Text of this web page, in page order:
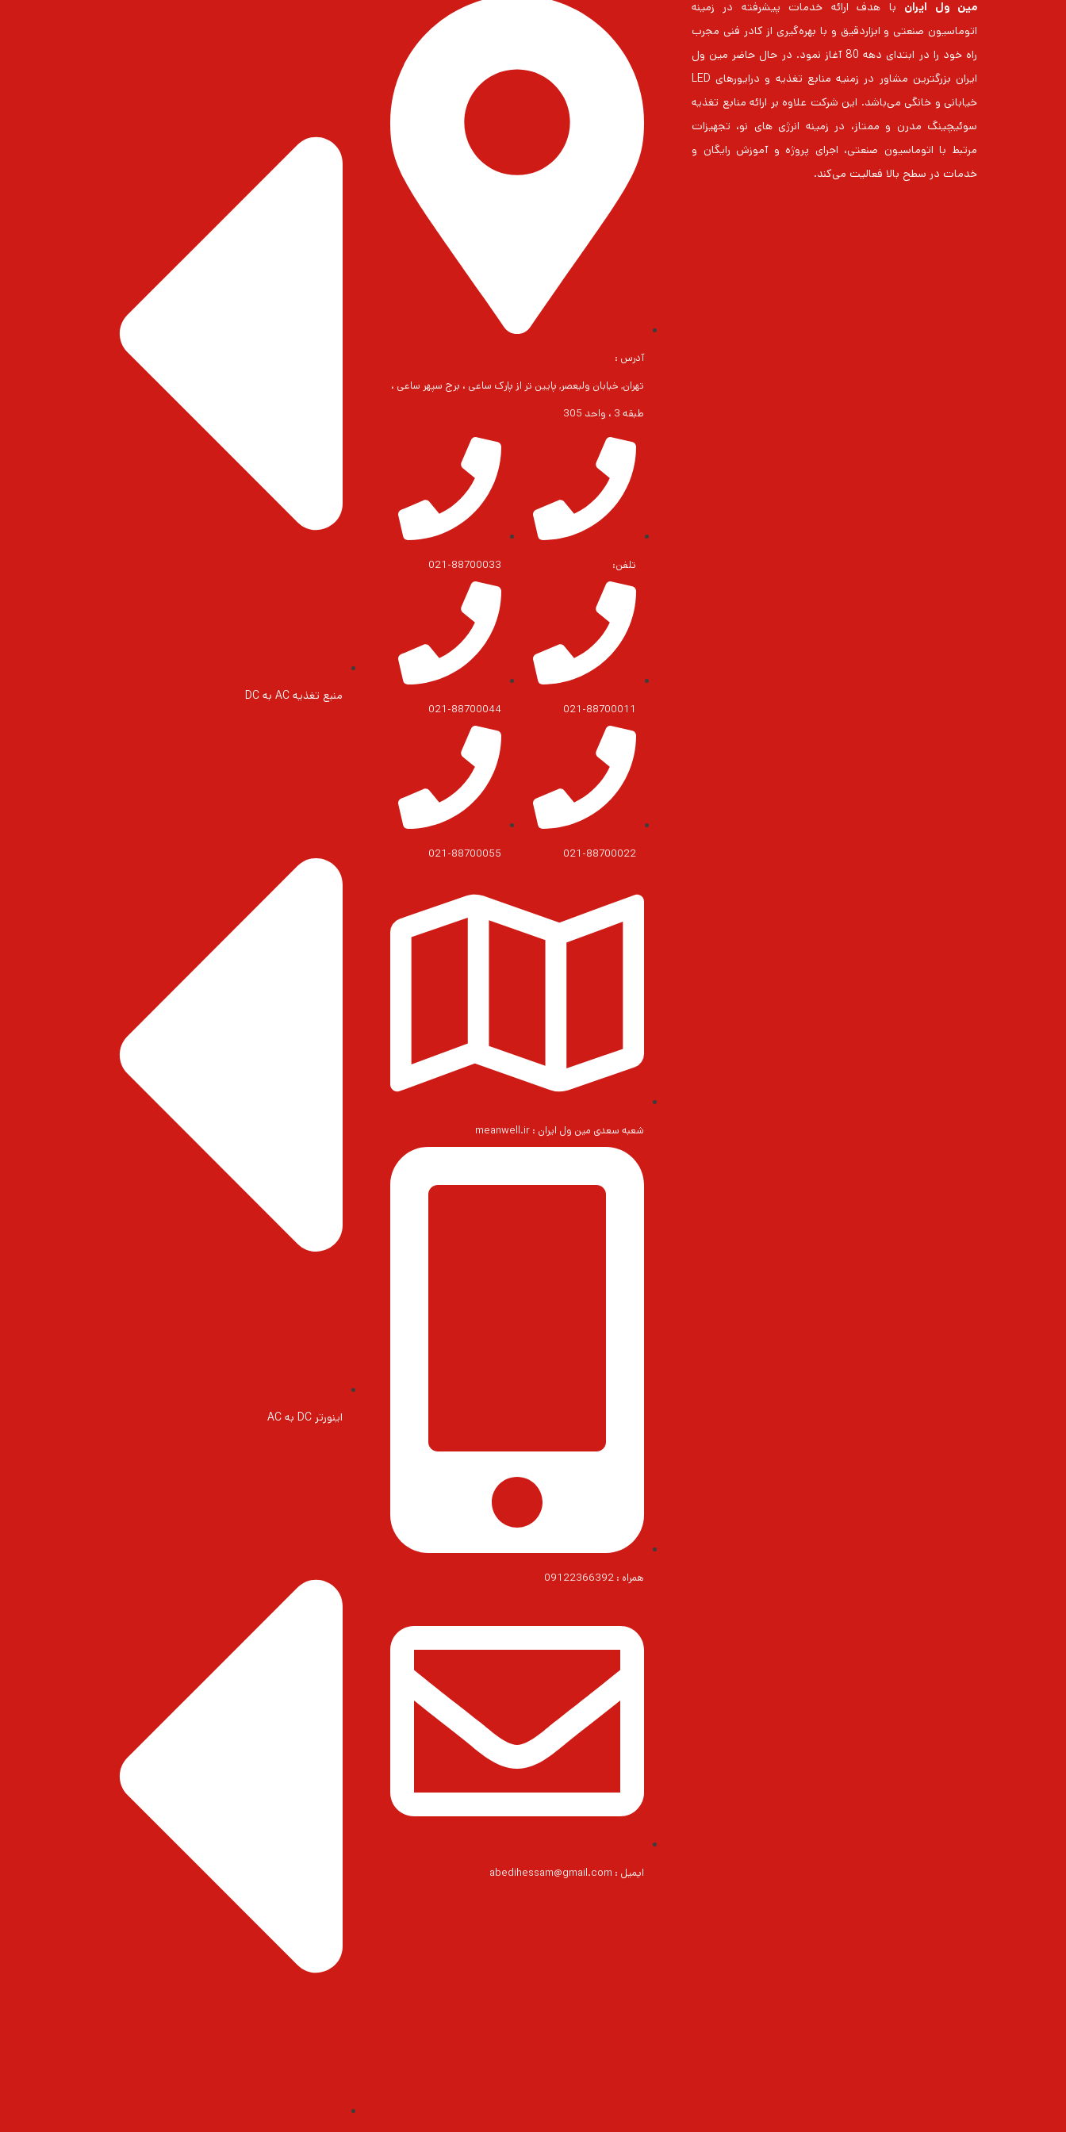
مین ول ایران با هدف ارائه خدمات پیشرفته در زمینه
اتوماسیون صنعتی و ابزاردقیق و با بهره‌گیری از کادر فنی مجرب
راه خود را در ابتدای دهه 80 آغاز نمود. در حال حاضر مین ول
ایران بزرگترین مشاور در زمنیه منابع تغذیه و درایورهای LED
خیابانی و خانگی می‌باشد. این شرکت علاوه بر ارائه منابع تغذیه
سوئیچینگ مدرن و ممتاز، در زمینه انرژی های نو، تجهیزات
مرتبط با اتوماسیون صنعتی، اجرای پروژه و آموزش رایگان و
خدمات در سطح بالا فعالیت می‌کند.
آدرس :
تهران, خیابان ولیعصر, پایین تر از پارک ساعی ، برج سپهر ساعی ،
طبقه 3 ، واحد 305
تلفن:
021-88700011
021-88700022
021-88700033
021-88700044
021-88700055
شعبه سعدی مین ول ایران : meanwell.ir
همراه : 09122366392
ایمیل : abedihessam@gmail.com
منبع تغذیه AC به DC
اینورتر DC به AC